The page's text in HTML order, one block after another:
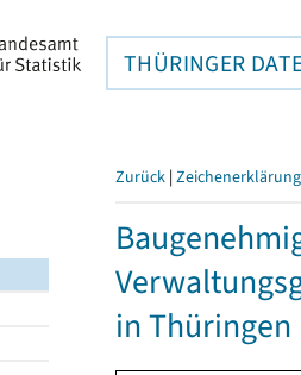
THÜRINGER
Zurück |
in Thüringen